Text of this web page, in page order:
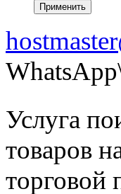
Услуга
товаров
торговой